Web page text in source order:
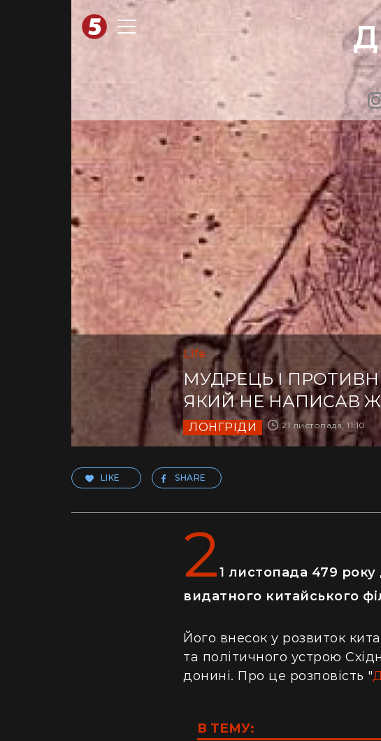
Life
МУДРЕЦЬ І
ЯКИЙ НЕ НАПИСАВ
ЛОНГРІДИ 21 листопада, 11:10
LIKE SHARE
21 листопада 479
видатного китайського
Його внесок у розвиток
та політичного устрою
донині. Про це розповість "
В ТЕМУ: